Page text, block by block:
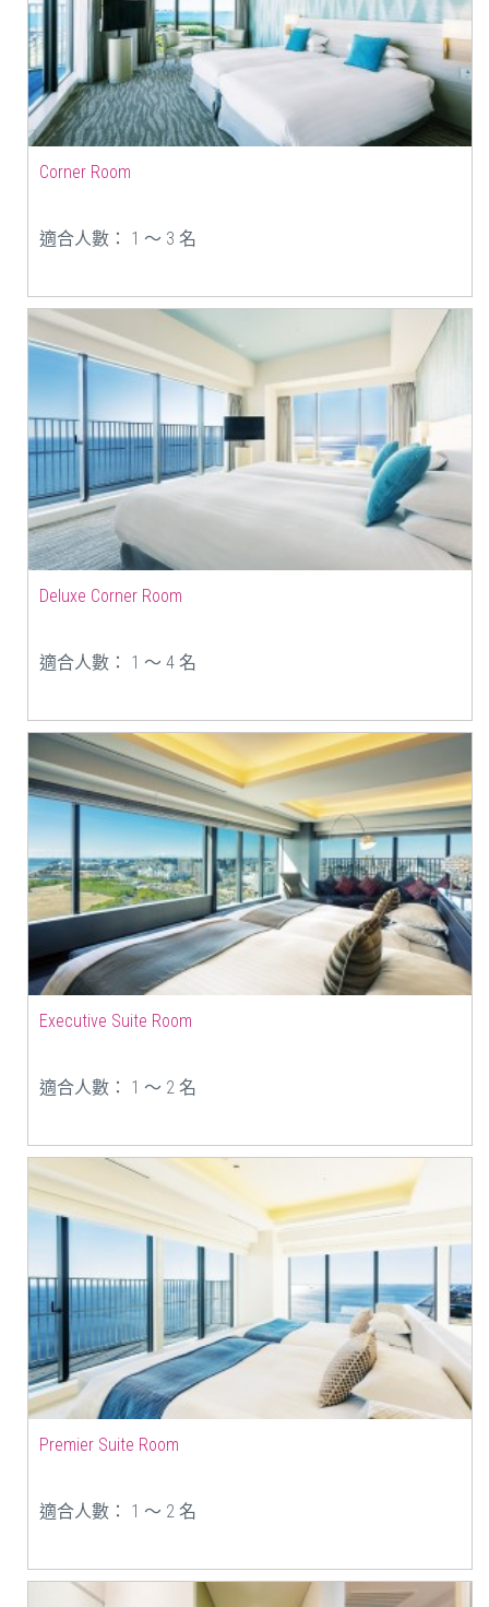
Corner Room
適合人數： 1 ～ 3 名
Deluxe Corner Room
適合人數： 1 ～ 4 名
Executive Suite Room
適合人數： 1 ～ 2 名
Premier Suite Room
適合人數： 1 ～ 2 名